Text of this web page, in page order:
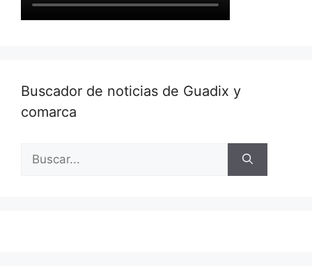
Buscador de noticias de Guadix y
comarca
Buscar: